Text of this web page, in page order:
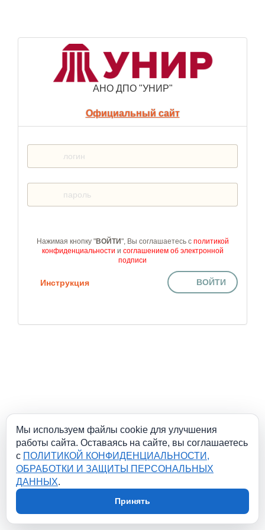
АНО ДПО "УНИР"
Официальный сайт
Нажимая кнопку "ВОЙТИ", Вы соглашаетесь с политикой
конфиденциальности и соглашением об электронной
подписи
ВОЙТИ
Инструкция
Мы используем файлы cookie для улучшения
работы сайта. Оставаясь на сайте, вы соглашаетесь
с ПОЛИТИКОЙ КОНФИДЕНЦИАЛЬНОСТИ,
ОБРАБОТКИ И ЗАЩИТЫ ПЕРСОНАЛЬНЫХ
ДАННЫХ.
Принять